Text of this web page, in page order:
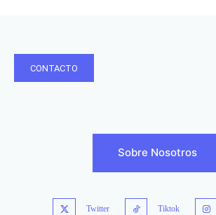
CONTACTO
Sobre Nosotros
Twitter Tiktok